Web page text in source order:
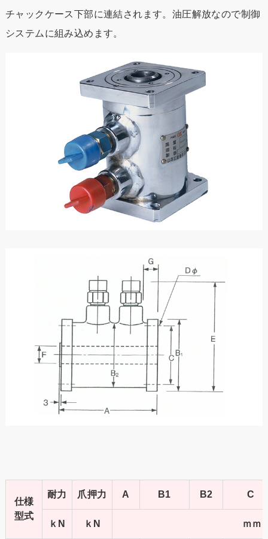
チャックケース下部に連結されます。油圧解放なので制御
システムに組み込めます。
仕様
型式
耐力 爪押力 A B1 B2 C
ｋN ｋN ｍｍ